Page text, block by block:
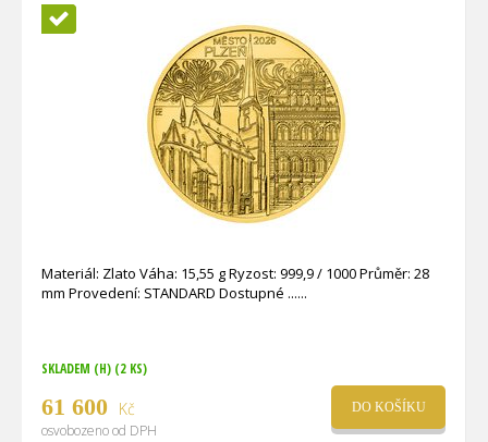
Novinka
Materiál: Zlato Váha: 15,55 g Ryzost: 999,9 / 1000 Průměr: 28
mm Provedení: STANDARD Dostupné ...
SKLADEM (H) (2 KS)
61 600 Kč
osvobozeno od DPH
DO KOŠÍKU